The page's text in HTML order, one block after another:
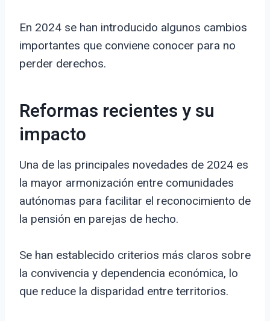
En 2024 se han introducido algunos cambios
importantes que conviene conocer para no
perder derechos.
Reformas recientes y su
impacto
Una de las principales novedades de 2024 es
la mayor armonización entre comunidades
autónomas para facilitar el reconocimiento de
la pensión en parejas de hecho.
Se han establecido criterios más claros sobre
la convivencia y dependencia económica, lo
que reduce la disparidad entre territorios.